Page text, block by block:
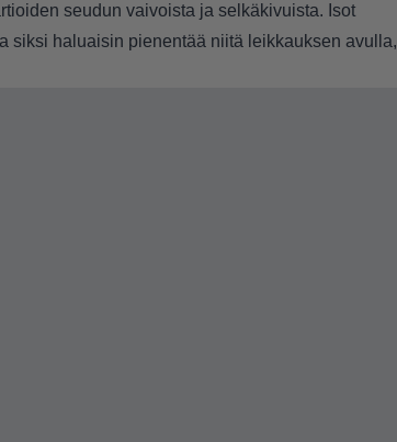
seudun vaivoista ja selkäkivuista. Isot
siksi haluaisin pienentää niitä leikkauksen avulla,